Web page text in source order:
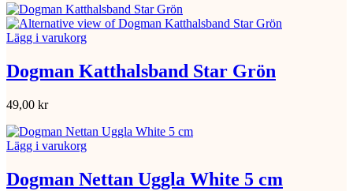
Lägg i varukorg
Dogman Katthalsband Star Grön
49,00 kr
Lägg i varukorg
Dogman Nettan Uggla White 5 cm